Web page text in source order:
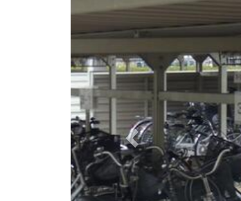
r
e
v
i
o
u
s